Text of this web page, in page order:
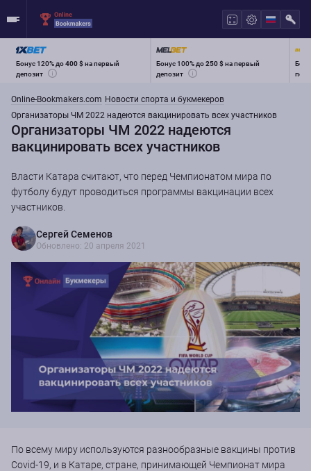
Бонус 120% до400 $на первый
депозит
Бонус 100% до250 $на первый
депозит
Online-Bookmakers.com Новости спорта и букмекеров
Организаторы ЧМ 2022 надеются вакцинировать всех участников
Организаторы ЧМ 2022 надеются
вакцинировать всех участников
Власти Катара считают, что перед Чемпионатом мира по
футболу будут проводиться программы вакцинации всех
участников.
Сергей Семенов
Обновлено: 20 апреля 2021
По всему миру используются разнообразные вакцины против
Covid-19, и в Катаре, стране, принимающей Чемпионат мира